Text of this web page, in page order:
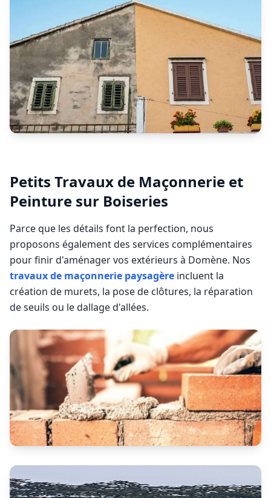
Petits Travaux de Maçonnerie et
Peinture sur Boiseries
Parce que les détails font la perfection, nous
proposons également des services complémentaires
pour finir d'aménager vos extérieurs à Domène. Nos
travaux de maçonnerie paysagère incluent la
création de murets, la pose de clôtures, la réparation
de seuils ou le dallage d'allées.